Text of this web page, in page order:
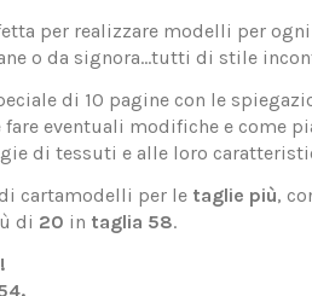
per realizzare modelli per ogni
o da signora...tutti di stile
di 10 pagine con le
eventuali modifiche e come
di tessuti e alle loro
cartamodelli per le taglie più,
di 20 in taglia 58.